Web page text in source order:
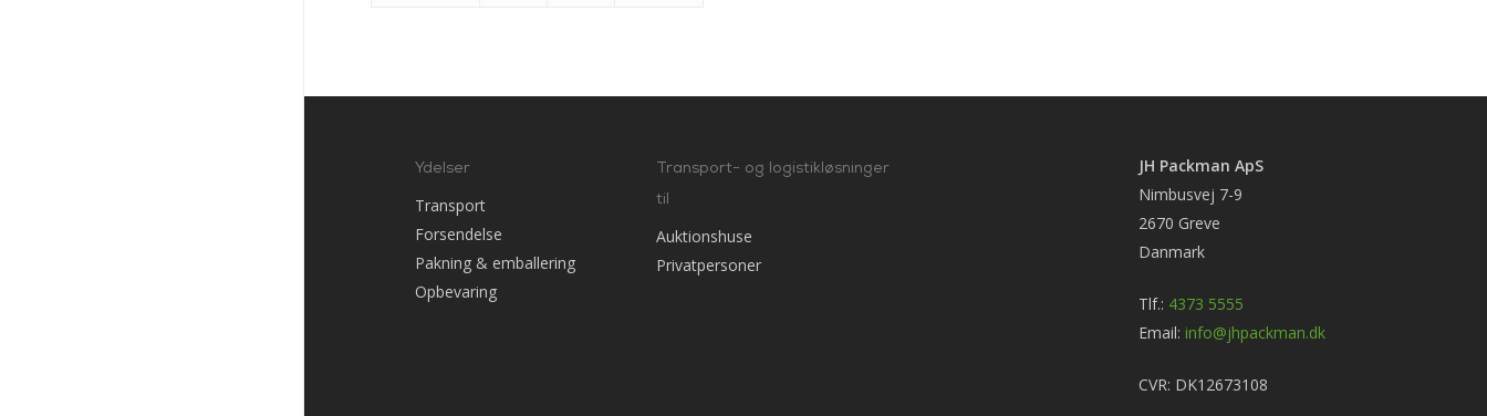
Ydelser
Transport
Forsendelse
Pakning & emballering
Opbevaring
Transport- og logistikløsninger
til
Auktionshuse
Privatpersoner
JH Packman ApS
Nimbusvej 7-9
2670 Greve
Danmark
Tlf.: 4373 5555
Email: info@jhpackman.dk
CVR: DK12673108